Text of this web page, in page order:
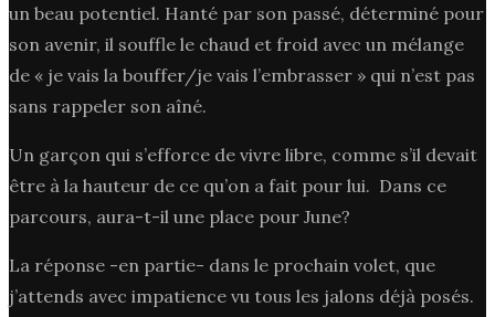
un beau potentiel. Hanté par son passé, déterminé pour
son avenir, il souffle le chaud et froid avec un mélange
de « je vais la bouffer/je vais l’embrasser » qui n’est pas
sans rappeler son aîné.
Un garçon qui s’efforce de vivre libre, comme s’il devait
être à la hauteur de ce qu’on a fait pour lui. Dans ce
parcours, aura-t-il une place pour June?
La réponse -en partie- dans le prochain volet, que
j’attends avec impatience vu tous les jalons déjà posés.